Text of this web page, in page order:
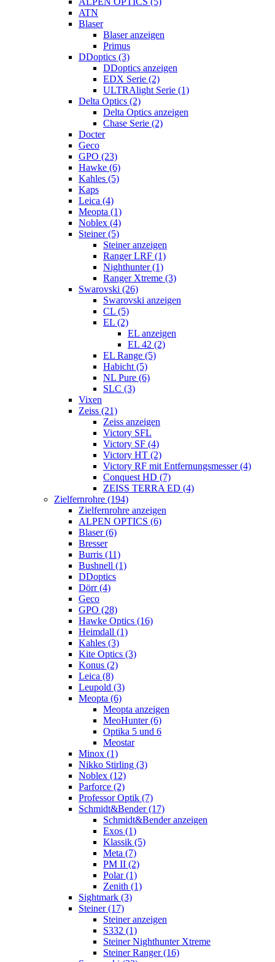
ATN
Blaser
Blaser anzeigen
Primus
DDoptics (3)
DDoptics anzeigen
EDX Serie (2)
ULTRAlight Serie (1)
Delta Optics (2)
Delta Optics anzeigen
Chase Serie (2)
Docter
Geco
GPO (23)
Hawke (6)
Kahles (5)
Kaps
Leica (4)
Meopta (1)
Noblex (4)
Steiner (5)
Steiner anzeigen
Ranger LRF (1)
Nighthunter (1)
Ranger Xtreme (3)
Swarovski (26)
Swarovski anzeigen
CL (5)
EL (2)
EL anzeigen
EL 42 (2)
EL Range (5)
Habicht (5)
NL Pure (6)
SLC (3)
Vixen
Zeiss (21)
Zeiss anzeigen
Victory SFL
Victory SF (4)
Victory HT (2)
Victory RF mit Entfernungsmesser (4)
Conquest HD (7)
ZEISS TERRA ED (4)
Zielfernrohre (194)
Zielfernrohre anzeigen
ALPEN OPTICS (6)
Blaser (6)
Bresser
Burris (11)
Bushnell (1)
DDoptics
Dörr (4)
Geco
GPO (28)
Hawke Optics (16)
Heimdall (1)
Kahles (3)
Kite Optics (3)
Konus (2)
Leica (8)
Leupold (3)
Meopta (6)
Meopta anzeigen
MeoHunter (6)
Optika 5 und 6
Meostar
Minox (1)
Nikko Stirling (3)
Noblex (12)
Parforce (2)
Professor Optik (7)
Schmidt&Bender (17)
Schmidt&Bender anzeigen
Exos (1)
Klassik (5)
Meta (7)
PM II (2)
Polar (1)
Zenith (1)
Sightmark (3)
Steiner (17)
Steiner anzeigen
S332 (1)
Steiner Nighthunter Xtreme
Steiner Ranger (16)